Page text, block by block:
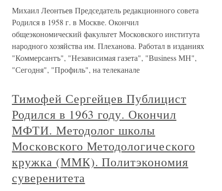
Михаил Леонтьев Председатель редакционного совета
Родился в 1958 г. в Москве. Окончил
общеэкономический факультет Московского института
народного хозяйства им. Плеханова. Работал в изданиях
"Коммерсантъ", "Независимая газета", "Вusinеss МН",
"Сегодня", "Профиль", на телеканале
Тимофей Сергейцев Публицист
Родился в 1963 году. Окончил
МФТИ. Методолог школы
Московского Методологического
кружка (ММК). Политэкономия
суверенитета